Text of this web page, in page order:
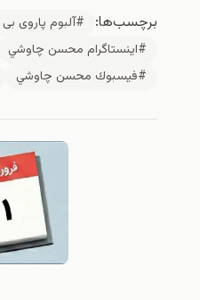
برچسب‌ها: #آلبوم پاروی
#اينستاگرام محسن چاوشي
#فيسبوك محسن چاوشي